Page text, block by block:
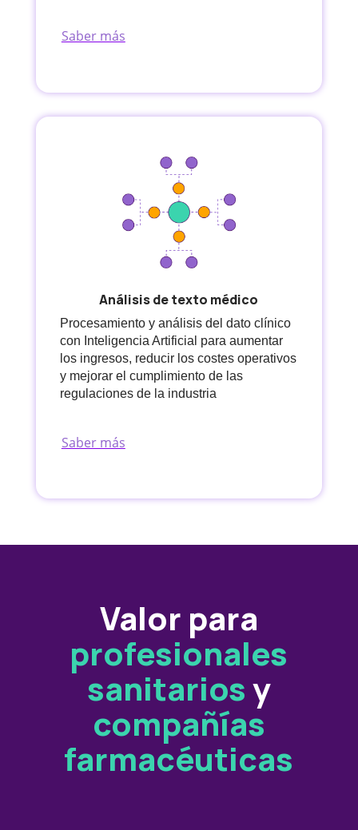
Saber más
Análisis de texto médico
Procesamiento y análisis del dato clínico
con Inteligencia Artificial para aumentar
los ingresos, reducir los costes operativos
y mejorar el cumplimiento de las
regulaciones de la industria
Saber más
Valor para
profesionales
sanitariosy
compañías
farmacéuticas